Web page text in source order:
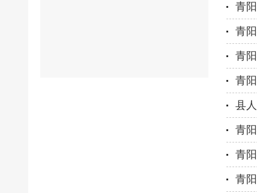
青
青
青
青
县
青
青
青